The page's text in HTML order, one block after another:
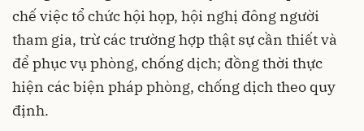
chế việc tổ chức hội họp, hội nghị đông người
tham gia, trừ các trường hợp thật sự cần thiết và
để phục vụ phòng, chống dịch; đồng thời thực
hiện các biện pháp phòng, chống dịch theo quy
định.